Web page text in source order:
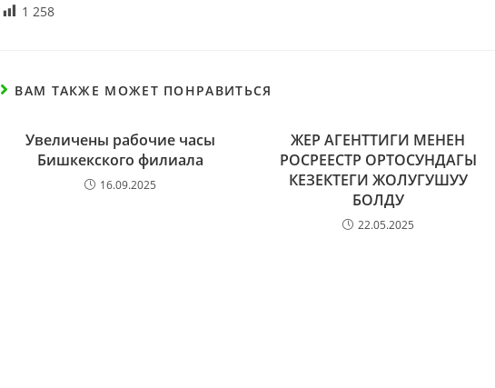
1 258
ВАМ ТАКЖЕ МОЖЕТ ПОНРАВИТЬСЯ
Увеличены рабочие часы
Бишкекского филиала
16.09.2025
ЖЕР АГЕНТТИГИ МЕНЕН
РОСРЕЕСТР ОРТОСУНДАГЫ
КЕЗЕКТЕГИ ЖОЛУГУШУУ
БОЛДУ
22.05.2025